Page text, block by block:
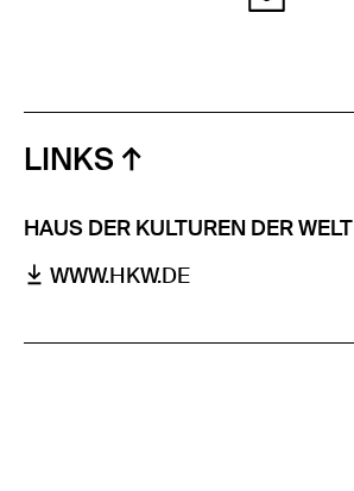
LINKS
HAUS DER KULTUREN DER WELT
WWW.HKW.DE